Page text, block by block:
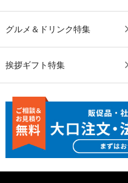
グルメ＆ドリンク特集
挨拶ギフト特集